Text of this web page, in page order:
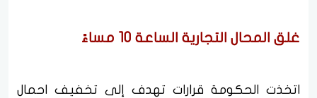
غلق المحال التجارية الساعة 10 مساءً
اتخذت الحكومة قرارات تهدف إلى تخفيف احمال